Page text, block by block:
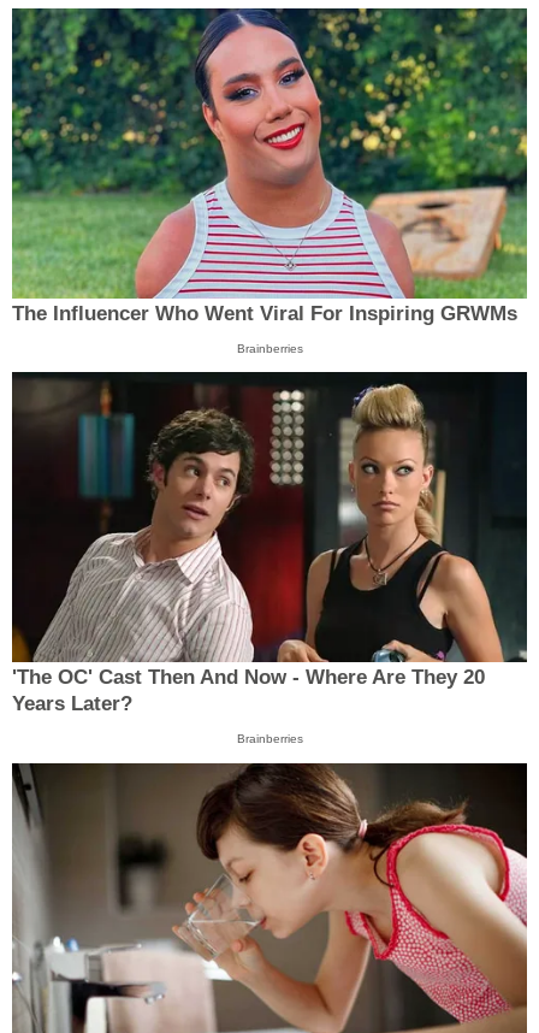
The Influencer Who Went Viral For Inspiring GRWMs
Brainberries
'The OC' Cast Then And Now - Where Are They 20
Years Later?
Brainberries